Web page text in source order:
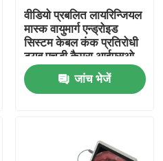
वीडियो प्रबलित लायरिन्जियल
मास्क वायुमार्ग एन्ड्रोइड
सिस्टम केबल कंक प्रतिरोधी
ट्यूब एचडी कैमरा आईएसओ
जांच भेजें